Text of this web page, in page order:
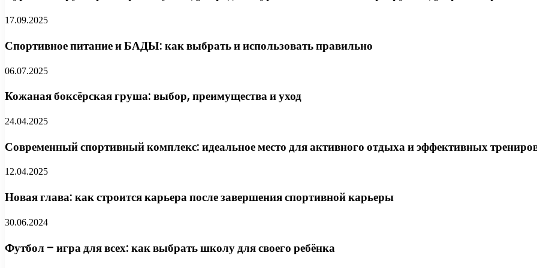
17.09.2025
Спортивное питание и БАДЫ: как выбрать и использовать правильно
06.07.2025
Кожаная боксёрская груша: выбор, преимущества и уход
24.04.2025
Современный спортивный комплекс: идеальное место для активного отдыха и эффективных
12.04.2025
Новая глава: как строится карьера после завершения спортивной карьеры
30.06.2024
Футбол – игра для всех: как выбрать школу для своего ребёнка